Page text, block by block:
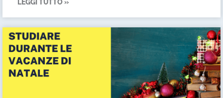
LEGGI TUTTO »